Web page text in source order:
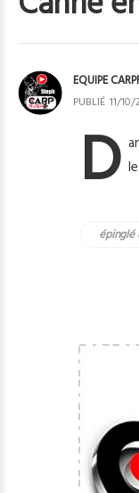
EQUIPE
PUBLIÉ 11/
D
épinglé